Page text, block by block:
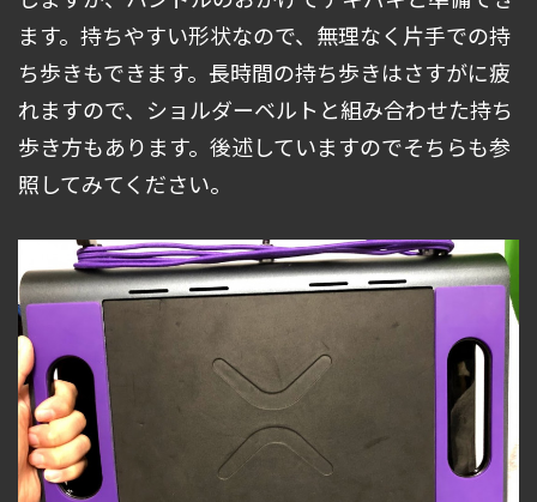
ます。持ちやすい形状なので、無理なく片手での持
ち歩きもできます。長時間の持ち歩きはさすがに疲
れますので、ショルダーベルトと組み合わせた持ち
歩き方もあります。後述していますのでそちらも参
照してみてください。